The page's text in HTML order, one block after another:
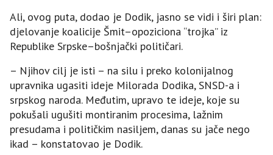
Ali, ovog puta, dodao je Dodik, jasno se vidi i širi plan:
djelovanje koalicije Šmit–opoziciona “trojka” iz
Republike Srpske–bošnjački političari.
– Njihov cilj je isti – na silu i preko kolonijalnog
upravnika ugasiti ideje Milorada Dodika, SNSD-a i
srpskog naroda. Međutim, upravo te ideje, koje su
pokušali ugušiti montiranim procesima, lažnim
presudama i političkim nasiljem, danas su jače nego
ikad – konstatovao je Dodik.